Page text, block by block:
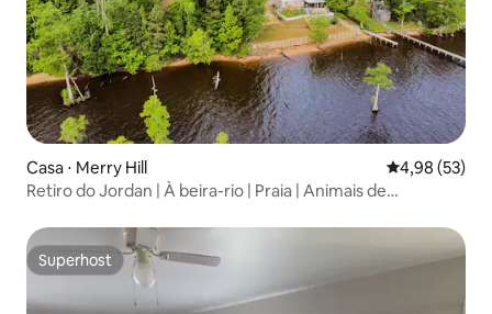
Casa ⋅ Merry Hill 4,98 de uma
4,98 (53)
Retiro do Jordan | À beira-rio | Praia | Animais de
Superhost
Superhost